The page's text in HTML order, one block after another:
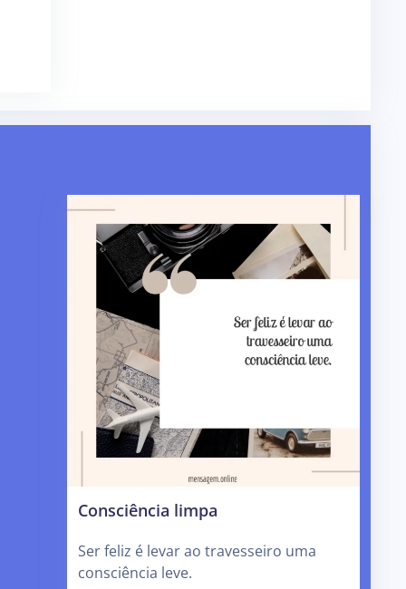
Consciência limpa
Ser feliz é levar ao travesseiro uma
consciência leve.